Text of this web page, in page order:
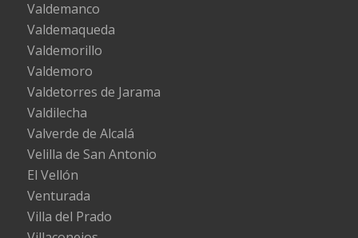
Valdemanco
Valdemaqueda
Valdemorillo
Valdemoro
Valdetorres de Jarama
Valdilecha
Valverde de Alcalá
Velilla de San Antonio
El Vellón
Venturada
Villa del Prado